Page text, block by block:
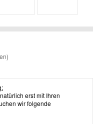
erst mit Ihren
wir folgende